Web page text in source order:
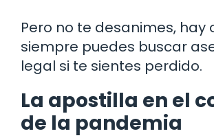
Pero no te desanimes, hay
siempre puedes buscar
legal si te sientes perdido.
La apostilla en el
de la pandemia